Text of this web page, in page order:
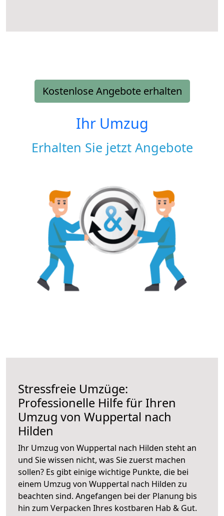
Kostenlose Angebote erhalten
Ihr Umzug
Erhalten Sie jetzt Angebote
Stressfreie Umzüge:
Professionelle Hilfe für Ihren
Umzug von Wuppertal nach
Hilden
Ihr Umzug von Wuppertal nach Hilden steht an
und Sie wissen nicht, was Sie zuerst machen
sollen? Es gibt einige wichtige Punkte, die bei
einem Umzug von Wuppertal nach Hilden zu
beachten sind. Angefangen bei der Planung bis
hin zum Verpacken Ihres kostbaren Hab & Gut.